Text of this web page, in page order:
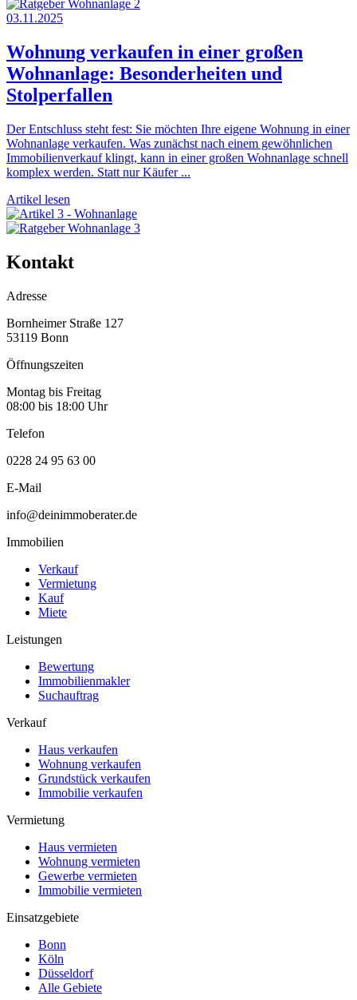
03.11.2025
Wohnung verkaufen in einer großen
Wohnanlage: Besonderheiten und
Stolperfallen
Der Entschluss steht fest: Sie möchten Ihre eigene Wohnung in einer
Wohnanlage verkaufen. Was zunächst nach einem gewöhnlichen
Immobilienverkauf klingt, kann in einer großen Wohnanlage schnell
komplex werden. Statt nur Käufer ...
Artikel lesen
Kontakt
Adresse
Bornheimer Straße 127
53119 Bonn
Öffnungszeiten
Montag bis Freitag
08:00 bis 18:00 Uhr
Telefon
0228 24 95 63 00
E-Mail
info@deinimmoberater.de
Immobilien
Verkauf
Vermietung
Kauf
Miete
Leistungen
Bewertung
Immobilienmakler
Suchauftrag
Verkauf
Haus verkaufen
Wohnung verkaufen
Grundstück verkaufen
Immobilie verkaufen
Vermietung
Haus vermieten
Wohnung vermieten
Gewerbe vermieten
Immobilie vermieten
Einsatzgebiete
Bonn
Köln
Düsseldorf
Alle Gebiete